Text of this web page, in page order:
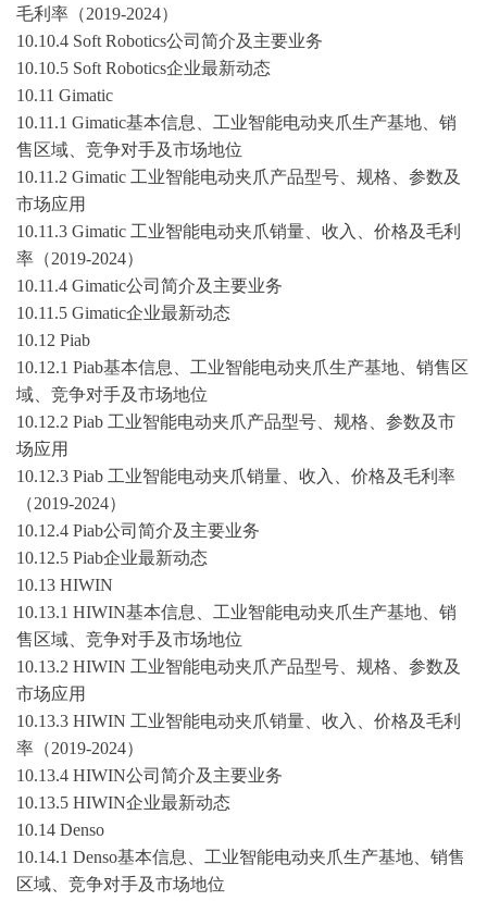
毛利率（2019-2024）
10.10.4 Soft Robotics公司简介及主要业务
10.10.5 Soft Robotics企业最新动态
10.11 Gimatic
10.11.1 Gimatic基本信息、工业智能电动夹爪生产基地、销
售区域、竞争对手及市场地位
10.11.2 Gimatic 工业智能电动夹爪产品型号、规格、参数及
市场应用
10.11.3 Gimatic 工业智能电动夹爪销量、收入、价格及毛利
率（2019-2024）
10.11.4 Gimatic公司简介及主要业务
10.11.5 Gimatic企业最新动态
10.12 Piab
10.12.1 Piab基本信息、工业智能电动夹爪生产基地、销售区
域、竞争对手及市场地位
10.12.2 Piab 工业智能电动夹爪产品型号、规格、参数及市
场应用
10.12.3 Piab 工业智能电动夹爪销量、收入、价格及毛利率
（2019-2024）
10.12.4 Piab公司简介及主要业务
10.12.5 Piab企业最新动态
10.13 HIWIN
10.13.1 HIWIN基本信息、工业智能电动夹爪生产基地、销
售区域、竞争对手及市场地位
10.13.2 HIWIN 工业智能电动夹爪产品型号、规格、参数及
市场应用
10.13.3 HIWIN 工业智能电动夹爪销量、收入、价格及毛利
率（2019-2024）
10.13.4 HIWIN公司简介及主要业务
10.13.5 HIWIN企业最新动态
10.14 Denso
10.14.1 Denso基本信息、工业智能电动夹爪生产基地、销售
区域、竞争对手及市场地位